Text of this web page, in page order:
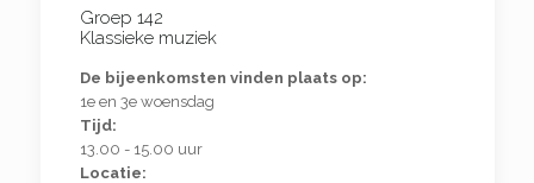
Groep 142
Klassieke muziek
De bijeenkomsten vinden plaats op:
1e en 3e woensdag
Tijd:
13.00 - 15.00 uur
Locatie: